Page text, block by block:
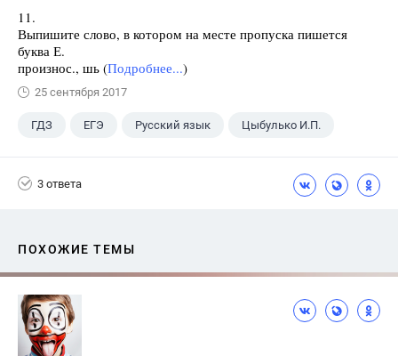
11.
Выпишите слово, в котором на месте пропуска пишется
буква Е.
произнос., шь (Подробнее...)
25 сентября 2017
ГДЗ ЕГЭ Русский язык Цыбулько И.П.
3 ответа
ПОХОЖИЕ ТЕМЫ